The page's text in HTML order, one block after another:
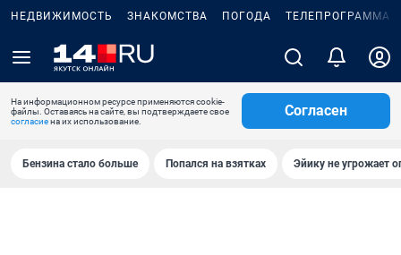
НЕДВИЖИМОСТЬ ЗНАКОМСТВА ПОГОДА ТЕЛЕПРОГРАММА
На информационном ресурсе применяются cookie-
файлы. Оставаясь на сайте, вы подтверждаете свое
согласиена их использование.
Согласен
Бензина стало больше Попался на взятках Эйику не угрожает